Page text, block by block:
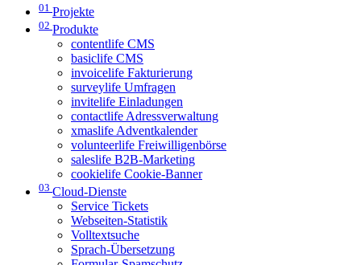
01 Projekte
02 Produkte
contentlife CMS
basiclife CMS
invoicelife Fakturierung
surveylife Umfragen
invitelife Einladungen
contactlife Adressverwaltung
xmaslife Adventkalender
volunteerlife Freiwilligenbörse
saleslife B2B-Marketing
cookielife Cookie-Banner
03 Cloud-Dienste
Service Tickets
Webseiten-Statistik
Volltextsuche
Sprach-Übersetzung